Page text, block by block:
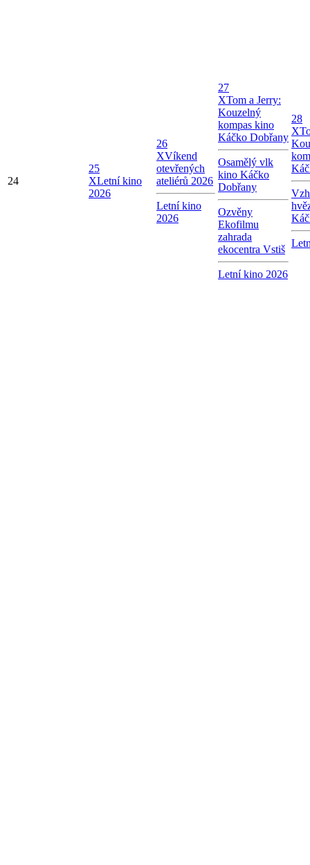
24
25
XLetní kino
2026
26
XVíkend
otevřených
ateliérů 2026
Letní kino
2026
27
XTom a Jerry:
Kouzelný
kompas kino
Káčko Dobřany
Osamělý vlk
kino Káčko
Dobřany
Ozvěny
Ekofilmu
zahrada
ekocentra Vstiš
Letní kino 2026
28
X